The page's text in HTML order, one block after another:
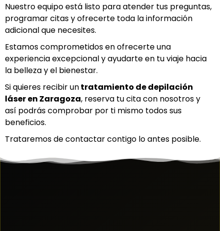
Nuestro equipo está listo para atender tus preguntas,
programar citas y ofrecerte toda la información
adicional que necesites.
Estamos comprometidos en ofrecerte una
experiencia excepcional y ayudarte en tu viaje hacia
la belleza y el bienestar.
Si quieres recibir untratamiento de depilación
láser en Zaragoza, reserva tu cita con nosotros y
así podrás comprobar por ti mismo todos sus
beneficios.
Trataremos de contactar contigo lo antes posible.